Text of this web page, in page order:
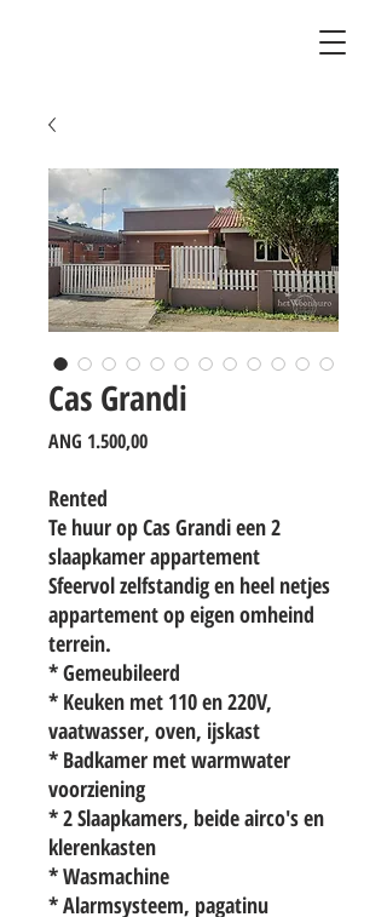
Cas Grandi
ANG 1.500,00Prijs
Rented
Te huur op Cas Grandi een 2
slaapkamer appartement
Sfeervol zelfstandig en heel netjes
appartement op eigen omheind
terrein.
* Gemeubileerd
* Keuken met 110 en 220V,
vaatwasser, oven, ijskast
* Badkamer met warmwater
voorziening
* 2 Slaapkamers, beide airco's en
klerenkasten
* Wasmachine
* Alarmsysteem, pagatinu